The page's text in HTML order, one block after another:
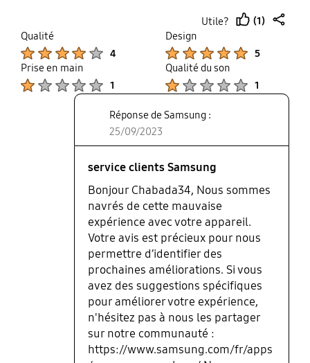
Utile?
up
(1)
Qualité
4
Design
5
Prise en main
1
Qualité du son
1
Réponse de Samsung :
25/09/2023
service clients Samsung
Bonjour Chabada34, Nous sommes
navrés de cette mauvaise
expérience avec votre appareil.
Votre avis est précieux pour nous
permettre d’identifier des
prochaines améliorations. Si vous
avez des suggestions spécifiques
pour améliorer votre expérience,
n'hésitez pas à nous les partager
sur notre communauté :
https://www.samsung.com/fr/apps